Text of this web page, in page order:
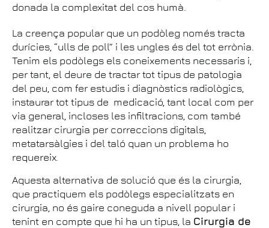
donada la complexitat del cos humà.
La creença popular que un podòleg només tracta
durícies, “ulls de poll” i les ungles és del tot errònia.
Tenim els podòlegs els coneixements necessaris i,
per tant, el deure de tractar tot tipus de patologia
del peu, com fer estudis i diagnòstics radiològics,
instaurar tot tipus de medicació, tant local com per
via general, incloses les infiltracions, com també
realitzar cirurgia per correccions digitals,
metatarsàlgies i del taló quan un problema ho
requereix.
Aquesta alternativa de solució que és la cirurgia,
que practiquem els podòlegs especialitzats en
cirurgia, no és gaire coneguda a nivell popular i
tenint en compte que hi ha un tipus, la Cirurgia de